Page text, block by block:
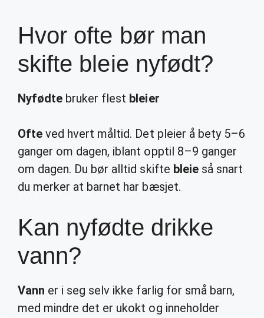
Hvor ofte bør man
skifte bleie nyfødt?
Nyfødte bruker flest bleier
Ofte ved hvert måltid. Det pleier å bety 5–6
ganger om dagen, iblant opptil 8–9 ganger
om dagen. Du bør alltid skifte bleieså snart
du merker at barnet har bæsjet.
Kan nyfødte drikke
vann?
Vann er i seg selv ikke farlig for små barn,
med mindre det er ukokt og inneholder